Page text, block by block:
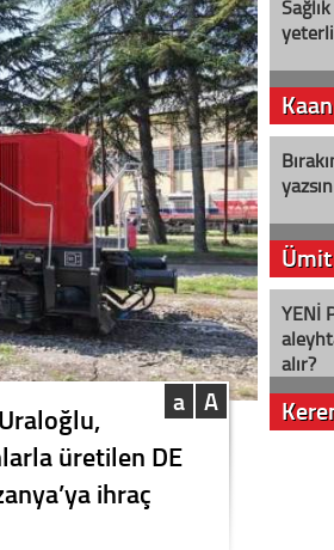
A
a
üretilen DE
ihraç
yazsın
YENİ
alır?